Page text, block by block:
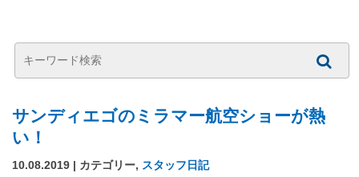
サンディエゴのミラマー航空ショーが熱
い！
10.08.2019 | カテゴリー, スタッフ日記